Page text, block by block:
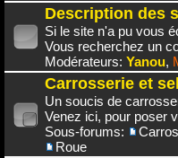
Description des
Si le site n'a pu vous
Vous recherchez un
Modérateurs: Yanou,
Carrosserie et
Un soucis de
Venez ici, pour poser
Sous-forums:
Roue